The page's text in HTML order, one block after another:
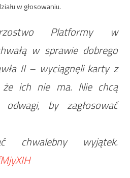
w głosowaniu.
Platformy w
w sprawie dobrego
II – wyciągnęli karty z
ich nie ma. Nie chcą
by zagłosować
chwalebny wyjątek.